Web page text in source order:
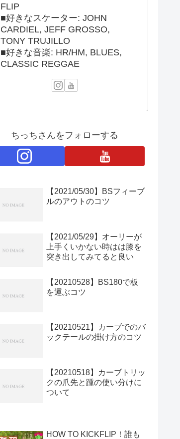
FLIP
■好きなスケーター: JOHN
CARDIEL, JEFF GROSSO,
TONY TRUJILLO
■好きな音楽: HR/HM, BLUES,
CLASSIC REGGAE
ちっちさんをフォローする
【2021/05/30】BSフィーブ
ルのアウトのコツ
【2021/05/29】オーリーが
上手くいかない時はは膝を
突き出してみてると良い
【20210528】BS180で板
を運ぶコツ
【20210521】カーブでのバ
ックテールの掛け方のコツ
【20210518】カーブトリッ
クの爪先と踵の使い分けに
ついて
HOW TO KICKFLIP！誰も